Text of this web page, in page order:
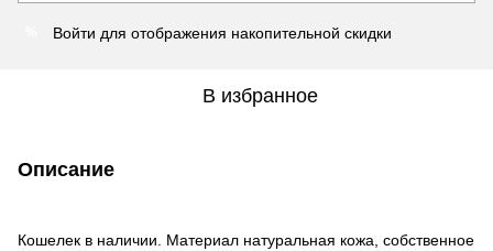
Войти для отображения накопительной скидки
В избранное
Описание
Кошелек в наличии. Материал натуральная кожа, собственное